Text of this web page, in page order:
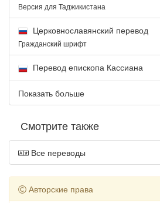
Версия для Таджикистана
Церковнославянский перевод
Гражданский шрифт
Перевод епископа Кассиана
Показать больше
Смотрите также
Все переводы
Авторские права